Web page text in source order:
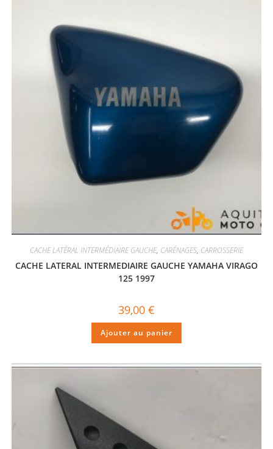
CACHE LATÉRAL INTERMÉDIAIRE GAUCHE, CARÉNAGES, CARROSSERIE
CACHE LATERAL INTERMEDIAIRE GAUCHE YAMAHA VIRAGO
125 1997
39,00 €
Ajouter au panier